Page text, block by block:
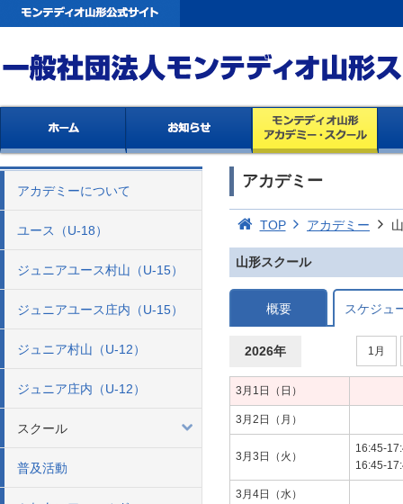
アカデミーについて
ユース（U-18）
ジュニアユース村山（U-15）
ジュニアユース庄内（U-15）
ジュニア村山（U-12）
ジュニア庄内（U-12）
スクール
普及活動
アカデミー
TOP アカデミー
山形スクール
概要 スケジュ
2026年 1月
3月1日（日）
3月2日（月）
3月3日（火）
16:45-
16:45-
3月4日（水）